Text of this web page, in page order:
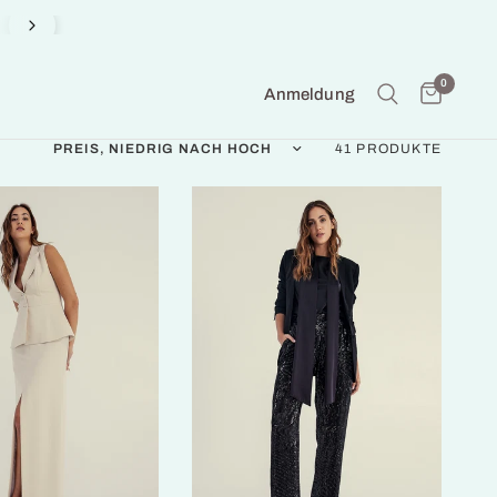
Anmeldung
0
Sortieren nach: 41 PRODUKTE